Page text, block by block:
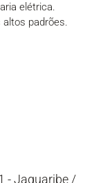
elétrica.
padrões.
- Jaguaribe /